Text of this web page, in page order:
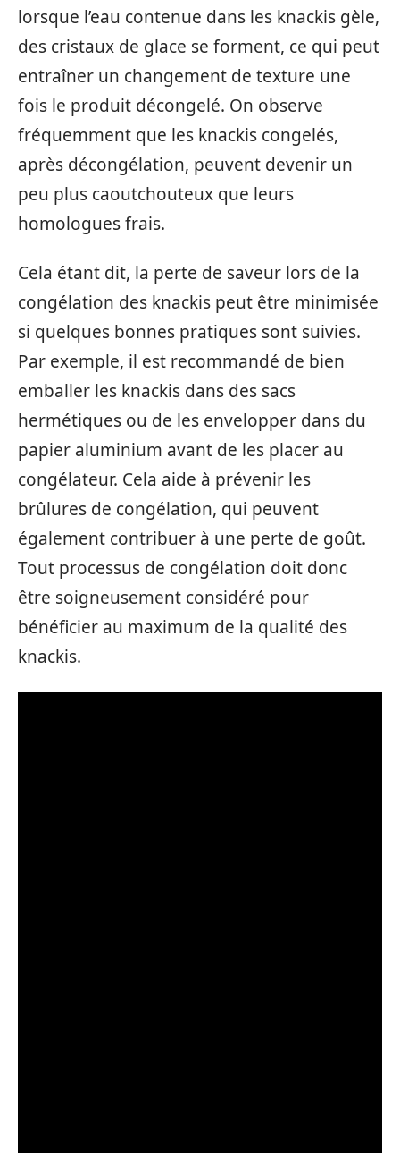
lorsque l’eau contenue dans les knackis gèle,
des cristaux de glace se forment, ce qui peut
entraîner un changement de texture une
fois le produit décongelé. On observe
fréquemment que les knackis congelés,
après décongélation, peuvent devenir un
peu plus caoutchouteux que leurs
homologues frais.
Cela étant dit, la perte de saveur lors de la
congélation des knackis peut être minimisée
si quelques bonnes pratiques sont suivies.
Par exemple, il est recommandé de bien
emballer les knackis dans des sacs
hermétiques ou de les envelopper dans du
papier aluminium avant de les placer au
congélateur. Cela aide à prévenir les
brûlures de congélation, qui peuvent
également contribuer à une perte de goût.
Tout processus de congélation doit donc
être soigneusement considéré pour
bénéficier au maximum de la qualité des
knackis.